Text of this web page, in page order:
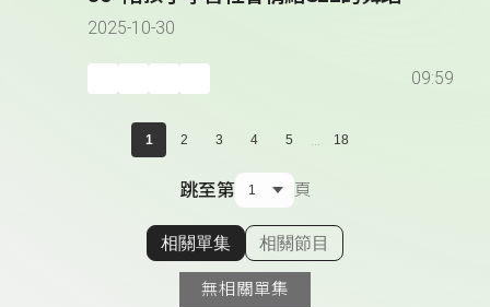
2025-10-30
09:59
1 2 3 4 5 ... 18
跳至第 頁
顯示相關單集
相關單集 相關節目
無相關單集